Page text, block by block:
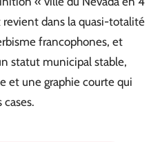
revient dans la quasi-totalité
francophones, et
statut municipal stable,
et une graphie courte qui
cases.